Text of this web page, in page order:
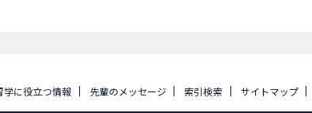
学に役立つ情報 先輩のメッセージ 索引検索 サイトマップ